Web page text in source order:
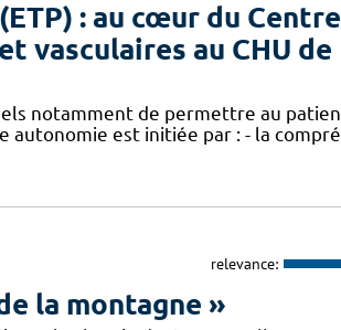
: au cœur du
vasculaires au CHU de
notamment de permettre au
autonomie est initiée par : - la
relevance:
la montagne »